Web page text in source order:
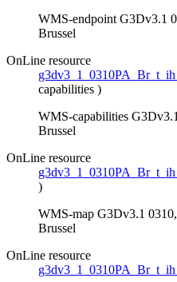
WMS-endpoint G3Dv3.1
Brussel
OnLine resource
g3dv3_1_0310PA_Br_t_ih
capabilities )
WMS-capabilities
Brussel
OnLine resource
g3dv3_1_0310PA_Br_t_ih
)
WMS-map G3Dv3.1
Brussel
OnLine resource
g3dv3_1_0310PA_Br_t_ih